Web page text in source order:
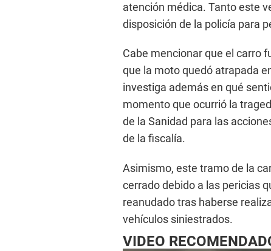
atención médica. Tanto este
disposición de la policía para
Cabe mencionar que el carro
que la moto quedó atrapada
investiga además en qué
momento que ocurrió la
de la Sanidad para las
de la fiscalía.
Asimismo, este tramo de la
cerrado debido a las pericias
reanudado tras haberse
vehículos siniestrados.
VIDEO